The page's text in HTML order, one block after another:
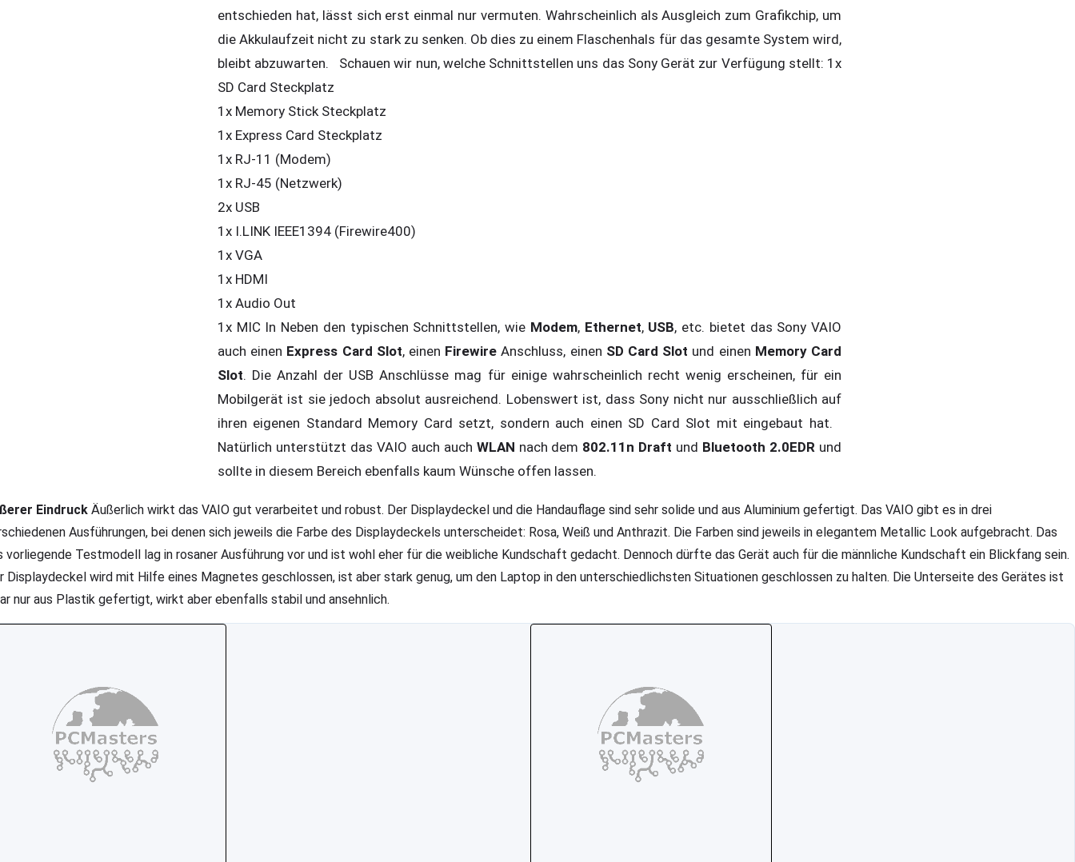
entschieden hat, lässt sich erst einmal nur vermuten. Wahrscheinlich als Ausgleich zum Grafikchip, um
die Akkulaufzeit nicht zu stark zu senken. Ob dies zu einem Flaschenhals für das gesamte System wird,
bleibt abzuwarten. Schauen wir nun, welche Schnittstellen uns das Sony Gerät zur Verfügung stellt: 1x
SD Card Steckplatz
1x Memory Stick Steckplatz
1x Express Card Steckplatz
1x RJ-11 (Modem)
1x RJ-45 (Netzwerk)
2x USB
1x I.LINK IEEE1394 (Firewire400)
1x VGA
1x HDMI
1x Audio Out
1x MIC In Neben den typischen Schnittstellen, wie Modem, Ethernet, USB, etc. bietet das Sony VAIO
auch einen Express Card Slot, einen FirewireAnschluss, einen SD Card Slot und einen Memory Card
Slot. Die Anzahl der USB Anschlüsse mag für einige wahrscheinlich recht wenig erscheinen, für ein
Mobilgerät ist sie jedoch absolut ausreichend. Lobenswert ist, dass Sony nicht nur ausschließlich auf
ihren eigenen Standard Memory Card setzt, sondern auch einen SD Card Slot mit eingebaut hat.
Natürlich unterstützt das VAIO auch auch WLAN nach dem 802.11n Draft und Bluetooth 2.0EDR und
sollte in diesem Bereich ebenfalls kaum Wünsche offen lassen.
Eindruck Äußerlich wirkt das VAIO gut verarbeitet und robust. Der Displaydeckel und die Handauflage sind sehr solide und aus Aluminium gefertigt. Das VAIO gibt es in drei
Ausführungen, bei denen sich jeweils die Farbe des Displaydeckels unterscheidet: Rosa, Weiß und Anthrazit. Die Farben sind jeweils in elegantem Metallic Look aufgebracht. Das
vorliegende Testmodell lag in rosaner Ausführung vor und ist wohl eher für die weibliche Kundschaft gedacht. Dennoch dürfte das Gerät auch für die männliche Kundschaft ein Blickfang sein.
Displaydeckel wird mit Hilfe eines Magnetes geschlossen, ist aber stark genug, um den Laptop in den unterschiedlichsten Situationen geschlossen zu halten. Die Unterseite des Gerätes ist
nur aus Plastik gefertigt, wirkt aber ebenfalls stabil und ansehnlich.